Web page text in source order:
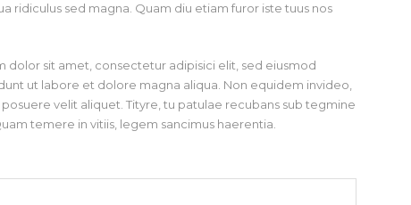
ridiculus sed magna. Quam diu etiam furor iste tuus nos
dolor sit amet, consectetur adipisici elit, sed eiusmod
ut labore et dolore magna aliqua. Non equidem invideo,
velit aliquet. Tityre, tu patulae recubans sub tegmine
temere in vitiis, legem sancimus haerentia.